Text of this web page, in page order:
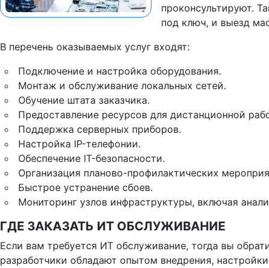
проконсультируют.
под ключ, и выезд
В перечень оказываемых услуг входят:
Подключение и настройка оборудования.
Монтаж и обслуживание локальных сетей.
Обучение штата заказчика.
Предоставление ресурсов для дистанционной
Поддержка серверных приборов.
Настройка IP-телефонии.
Обеспечение IT-безопасности.
Организация планово-профилактических
Быстрое устранение сбоев.
Мониторинг узлов инфраструктуры, включая
ГДЕ ЗАКАЗАТЬ ИТ ОБСЛУЖИВАНИЕ
Если вам требуется ИТ обслуживание, тогда вы
разработчики обладают опытом внедрения,